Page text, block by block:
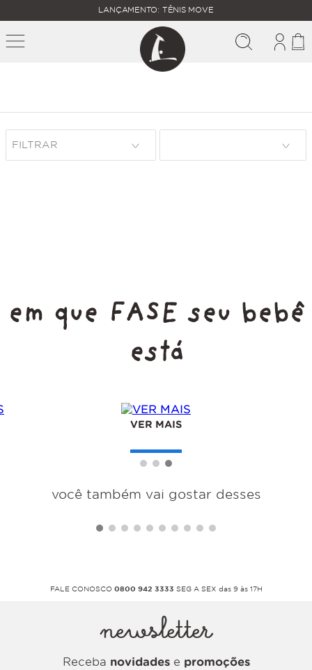
FALTAM
MAIS
R$
400,00
PARA O
FRETE
GRÁTIS
LANÇAMENTO: TÊNIS MOVE
FILTRAR
em que FASE seu bebê
está
VER MAIS
você também vai gostar desses
FALE CONOSCO 0800 942 3333 SEG A SEX das 9 às 17H
newsletter
Receba novidadese promoções